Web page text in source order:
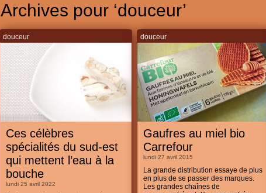
Archives pour ‘douceur’
douceur
Ces célèbres
spécialités du sud-est
qui mettent l’eau à la
bouche
lundi 25 avril 2022
douceur
Gaufres au miel bio
Carrefour
lundi 27 avril 2015
La grande distribution essaye de plus
en plus de se passer des marques.
Les grandes chaînes de